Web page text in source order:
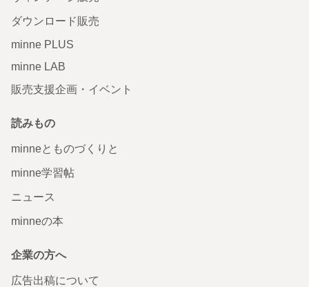
ダウンロード販売
minne PLUS
minne LAB
販売支援企画・イベント
読みもの
minneとものづくりと
minne学習帖
ニュース
minneの本
企業の方へ
広告出稿について